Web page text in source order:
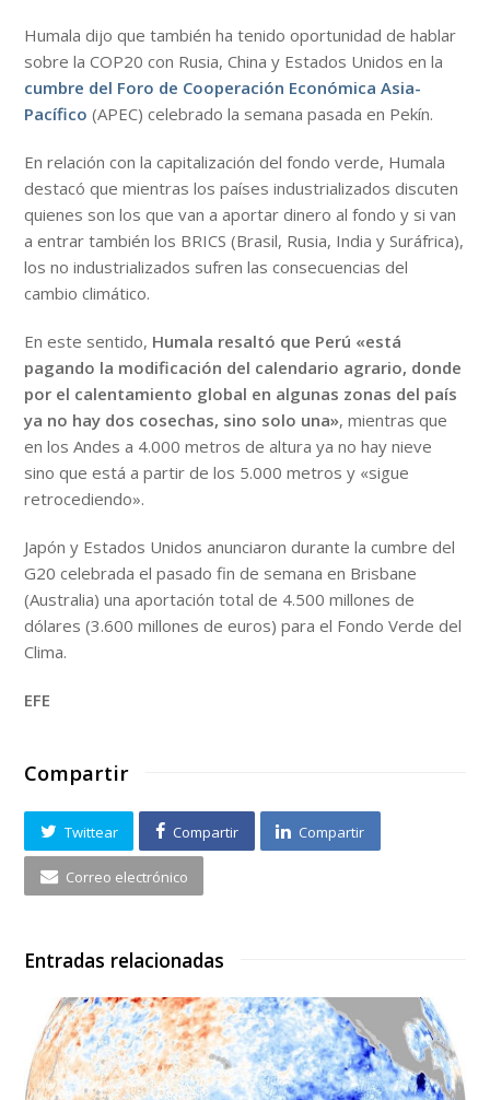
Humala dijo que también ha tenido oportunidad de hablar
sobre la COP20 con Rusia, China y Estados Unidos en la
cumbre del Foro de Cooperación Económica Asia-
Pacífico (APEC) celebrado la semana pasada en Pekín.
En relación con la capitalización del fondo verde, Humala
destacó que mientras los países industrializados discuten
quienes son los que van a aportar dinero al fondo y si van
a entrar también los BRICS (Brasil, Rusia, India y Suráfrica),
los no industrializados sufren las consecuencias del
cambio climático.
En este sentido, Humala resaltó que Perú «está
pagando la modificación del calendario agrario, donde
por el calentamiento global en algunas zonas del país
ya no hay dos cosechas, sino solo una», mientras que
en los Andes a 4.000 metros de altura ya no hay nieve
sino que está a partir de los 5.000 metros y «sigue
retrocediendo».
Japón y Estados Unidos anunciaron durante la cumbre del
G20 celebrada el pasado fin de semana en Brisbane
(Australia) una aportación total de 4.500 millones de
dólares (3.600 millones de euros) para el Fondo Verde del
Clima.
EFE
Compartir
Twittear Compartir Compartir
Correo electrónico
Entradas relacionadas